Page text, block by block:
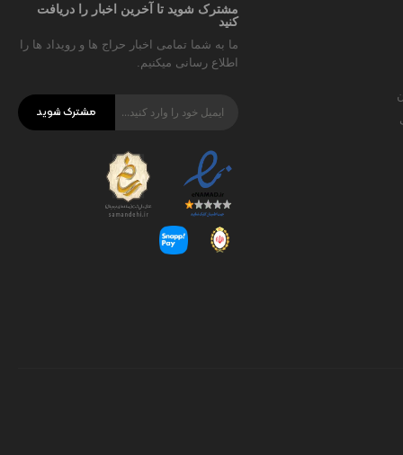
مشترک شوید تا آخرین اخبار را دریافت
کنید
ما به شما تمامی اخبار حراج ها و رویداد ها را
اطلاع رسانی میکنیم.
مشترک شوید